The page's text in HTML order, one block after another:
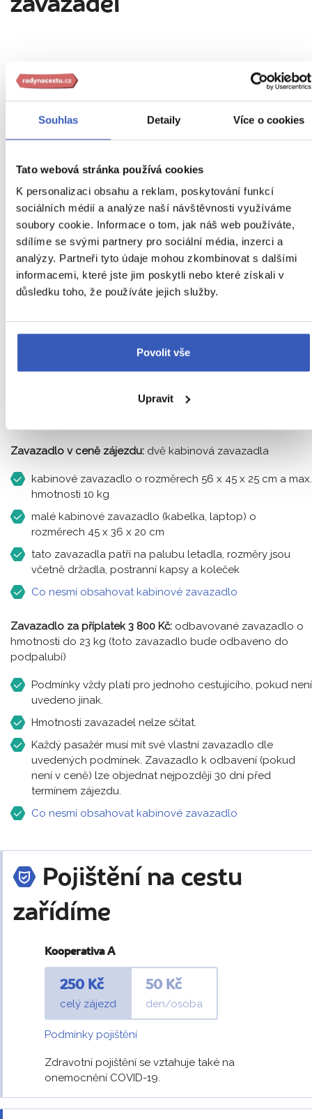
Souhlas Detaily Více o cookies
Tato webová stránka používá cookies
K personalizaci obsahu a reklam, poskytování funkcí
sociálních médií a analýze naší návštěvnosti využíváme
soubory cookie. Informace o tom, jak náš web používáte,
sdílíme se svými partnery pro sociální média, inzerci a
analýzy. Partneři tyto údaje mohou zkombinovat s dalšími
informacemi, které jste jim poskytli nebo které získali v
důsledku toho, že používáte jejich služby.
Povolit vše
Upravit
zavazadel
45cm
36cm 20 cm
kg
45cm 25cm
23
kg
Zavazadlo v ceně zájezdu: dvě kabinová zavazadla
kabinové zavazadlo o rozměrech 56 x 45 x 25 cm a max.
hmotnosti 10 kg
malé kabinové zavazadlo (kabelka, laptop) o
rozměrech 45 x 36 x 20 cm
tato zavazadla patří na palubu letadla, rozměry jsou
včetně držadla, postranní kapsy a koleček
Co nesmí obsahovat kabinové zavazadlo
Zavazadlo za příplatek 3 800 Kč: odbavované zavazadlo o
hmotnosti do 23 kg (toto zavazadlo bude odbaveno do
podpalubí)
Podmínky vždy platí pro jednoho cestujícího, pokud není
uvedeno jinak.
Hmotnosti zavazadel nelze sčítat.
Každý pasažér musí mít své vlastní zavazadlo dle
uvedených podmínek. Zavazadlo k odbavení (pokud
není v ceně) lze objednat nejpozději 30 dní před
termínem zájezdu.
Co nesmí obsahovat kabinové zavazadlo
Pojištění na cestu
zařídíme
Kooperativa A
250 Kč
celý zájezd
50 Kč
den/osoba
Podmínky pojištění
Zdravotní pojištění se vztahuje také na
onemocnění COVID-19.